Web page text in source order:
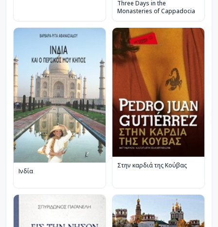
Three Days in the
Monasteries of Cappadocia
Ινδία
Στην καρδιά της Κούβας